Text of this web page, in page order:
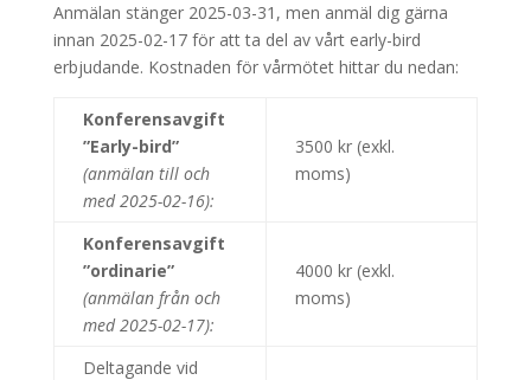
Anmälan stänger 2025-03-31, men anmäl dig gärna
innan 2025-02-17 för att ta del av vårt early-bird
erbjudande. Kostnaden för vårmötet hittar du nedan:
Konferensavgift
”Early-bird”
(anmälan till och
med 2025-02-16):
3500 kr (exkl.
moms)
Konferensavgift
”ordinarie”
(anmälan från och
med 2025-02-17):
4000 kr (exkl.
moms)
Deltagande vid